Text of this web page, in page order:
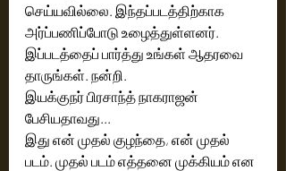
செய்யவில்லை. இந்தப்படத்திற்காக
அர்ப்பணிப்போடு உழைத்துள்ளனர்.
இப்படத்தைப் பார்த்து உங்கள் ஆதரவை
தாருங்கள். நன்றி.
இயக்குநர் பிரசாந்த் நாகராஜன்
பேசியதாவது...
இது என் முதல் குழந்தை, என் முதல்
படம். முதல் படம் எத்தனை முக்கியம் என